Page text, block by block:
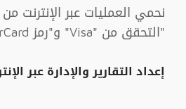
نحمي العمليات عبر الإنترنت
"التحقق من "Visa" و"رمز MasterCard الآمن".
إعداد التقارير والإدارة عبر